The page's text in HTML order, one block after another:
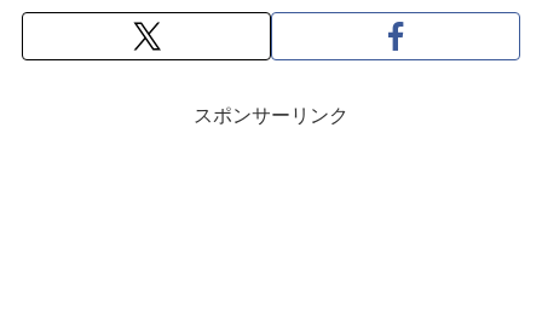
スポンサーリンク